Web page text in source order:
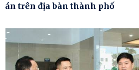
án trên địa bàn thành phố